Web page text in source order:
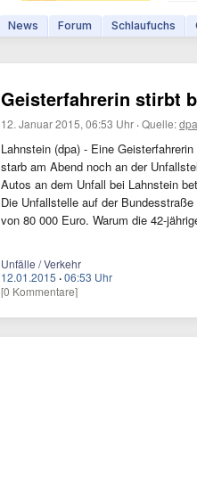
News Forum Schlaufuchs
Geisterfahrerin stirbt
12. Januar 2015, 06:53 Uhr ·Quelle:dpa
Lahnstein (dpa) - Eine
starb am Abend noch an der
Autos an dem Unfall bei Lahnstein
Die Unfallstelle auf der
von 80 000 Euro. Warum die 42-
Unfälle / Verkehr
12.01.2015 ·06:53 Uhr
[0 Kommentare]